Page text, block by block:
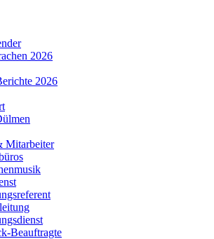
2026
2026
Mitarbeiter
Beauftragte